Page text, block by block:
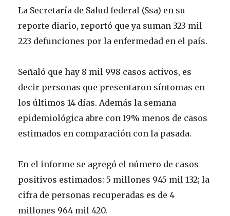
La Secretaría de Salud federal (Ssa) en su
reporte diario, reportó que ya suman 323 mil
223 defunciones por la enfermedad en el país.
Señaló que hay 8 mil 998 casos activos, es
decir personas que presentaron síntomas en
los últimos 14 días. Además la semana
epidemiológica abre con 19% menos de casos
estimados en comparación con la pasada.
En el informe se agregó el número de casos
positivos estimados: 5 millones 945 mil 132; la
cifra de personas recuperadas es de 4
millones 964 mil 420.